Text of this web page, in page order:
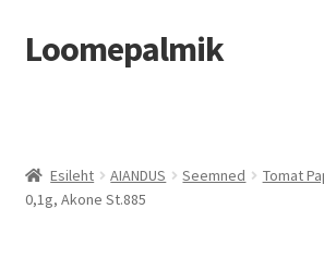
Loomepalmik
Esileht AIANDUS Seemned Tomat
0,1g, Akone St.885